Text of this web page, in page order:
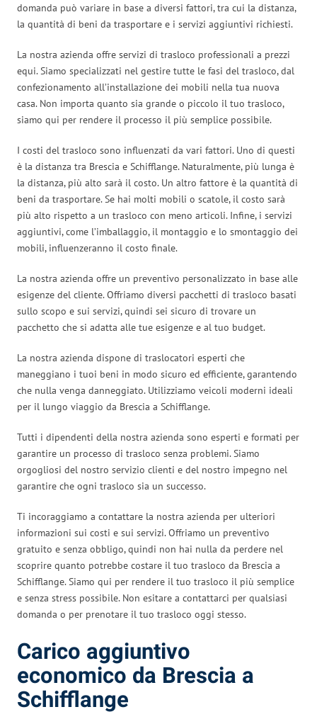
domanda può variare in base a diversi fattori, tra cui la distanza,
la quantità di beni da trasportare e i servizi aggiuntivi richiesti.
La nostra azienda offre servizi di trasloco professionali a prezzi
equi. Siamo specializzati nel gestire tutte le fasi del trasloco, dal
confezionamento all’installazione dei mobili nella tua nuova
casa. Non importa quanto sia grande o piccolo il tuo trasloco,
siamo qui per rendere il processo il più semplice possibile.
I costi del trasloco sono influenzati da vari fattori. Uno di questi
è la distanza tra Brescia e Schifflange. Naturalmente, più lunga è
la distanza, più alto sarà il costo. Un altro fattore è la quantità di
beni da trasportare. Se hai molti mobili o scatole, il costo sarà
più alto rispetto a un trasloco con meno articoli. Infine, i servizi
aggiuntivi, come l’imballaggio, il montaggio e lo smontaggio dei
mobili, influenzeranno il costo finale.
La nostra azienda offre un preventivo personalizzato in base alle
esigenze del cliente. Offriamo diversi pacchetti di trasloco basati
sullo scopo e sui servizi, quindi sei sicuro di trovare un
pacchetto che si adatta alle tue esigenze e al tuo budget.
La nostra azienda dispone di traslocatori esperti che
maneggiano i tuoi beni in modo sicuro ed efficiente, garantendo
che nulla venga danneggiato. Utilizziamo veicoli moderni ideali
per il lungo viaggio da Brescia a Schifflange.
Tutti i dipendenti della nostra azienda sono esperti e formati per
garantire un processo di trasloco senza problemi. Siamo
orgogliosi del nostro servizio clienti e del nostro impegno nel
garantire che ogni trasloco sia un successo.
Ti incoraggiamo a contattare la nostra azienda per ulteriori
informazioni sui costi e sui servizi. Offriamo un preventivo
gratuito e senza obbligo, quindi non hai nulla da perdere nel
scoprire quanto potrebbe costare il tuo trasloco da Brescia a
Schifflange. Siamo qui per rendere il tuo trasloco il più semplice
e senza stress possibile. Non esitare a contattarci per qualsiasi
domanda o per prenotare il tuo trasloco oggi stesso.
Carico aggiuntivo
economico da Brescia a
Schifflange